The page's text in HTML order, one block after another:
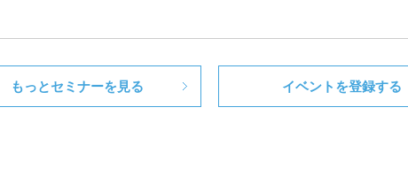
もっとセミナーを見る イベントを登録する